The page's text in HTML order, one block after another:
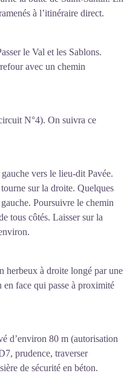
à l’itinéraire direct.
le Val et les Sablons.
avec un chemin
N°4). On suivra ce
vers le lieu-dit Pavée.
sur la droite. Quelques
Poursuivre le chemin
tous côtés. Laisser sur la
herbeux à droite longé par une
face qui passe à proximité
d’environ 80 m (autorisation
prudence, traverser
de sécurité en béton.